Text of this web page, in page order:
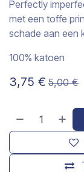
Perfectly
met een toffe
schade aan een
100% katoen
3,75 € 5,00€